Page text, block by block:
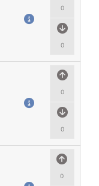
0
0
0
0
0